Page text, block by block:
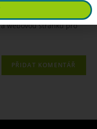
webovou stránku pro